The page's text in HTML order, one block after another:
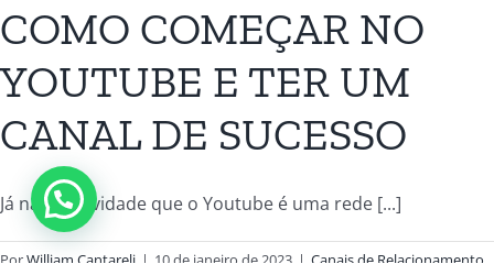
COMO COMEÇAR NO
YOUTUBE E TER UM
CANAL DE SUCESSO
Já não é novidade que o Youtube é uma rede [...]
PorWilliam Cantareli | 10 de janeiro de 2023 | Canais de Relacionamento